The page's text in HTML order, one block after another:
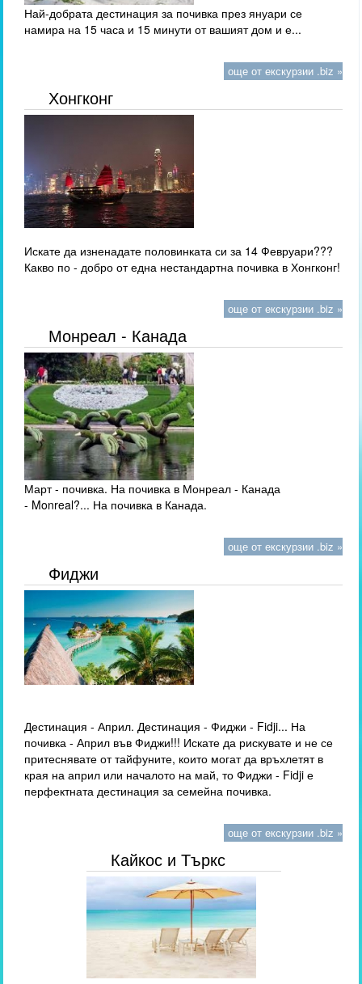
Най-добрата дестинация за почивка през януари се
намира на 15 часа и 15 минути от вашият дом и е...
още от екскурзии .biz »
Хонгконг
Искате да изненадате половинката си за 14 Февруари???
Какво по - добро от една нестандартна почивка в Хонгконг!
още от екскурзии .biz »
Монреал - Канада
Март - почивка. На почивка в Монреал - Канада
- Monreal?... На почивка в Канада.
още от екскурзии .biz »
Фиджи
Дестинация - Април. Дестинация - Фиджи - Fidji... На
почивка - Април във Фиджи!!! Искате да рискувате и не се
притеснявате от тайфуните, които могат да връхлетят в
края на април или началото на май, то Фиджи - Fidji е
перфектната дестинация за семейна почивка.
още от екскурзии .biz »
Кайкос и Търкс